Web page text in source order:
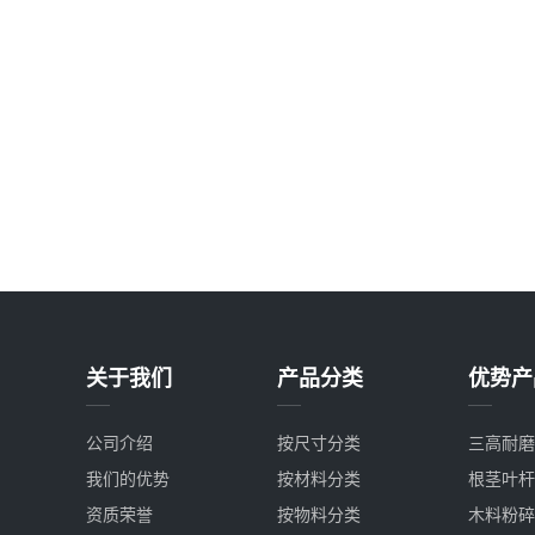
关于我们
公司介绍
我们的优势
资质荣誉
产品分类
按尺寸分类
按材料分类
按物料分类
优势
三高耐
根茎叶
木料粉